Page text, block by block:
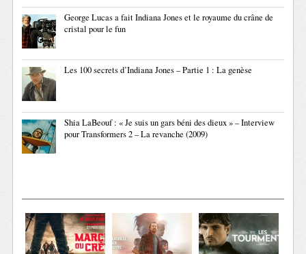
George Lucas a fait Indiana Jones et le royaume du crâne de
cristal pour le fun
Les 100 secrets d’Indiana Jones – Partie 1 : La genèse
Shia LaBeouf : « Je suis un gars béni des dieux » – Interview
pour Transformers 2 – La revanche (2009)